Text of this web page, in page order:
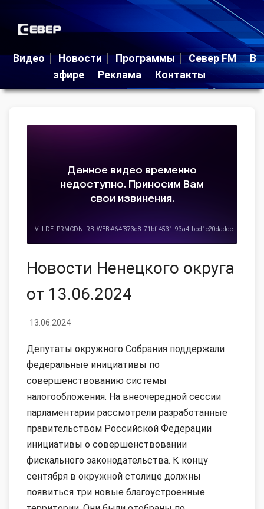
Видео Новости Программы Север FM
В
эфире
Реклама Контакты
Новости Ненецкого округа
от 13.06.2024
13.06.2024
Депутаты окружного Собрания поддержали
федеральные инициативы по
совершенствованию системы
налогообложения. На внеочередной сессии
парламентарии рассмотрели разработанные
правительством Российской Федерации
инициативы о совершенствовании
фискального законодательства. К концу
сентября в окружной столице должны
появиться три новые благоустроенные